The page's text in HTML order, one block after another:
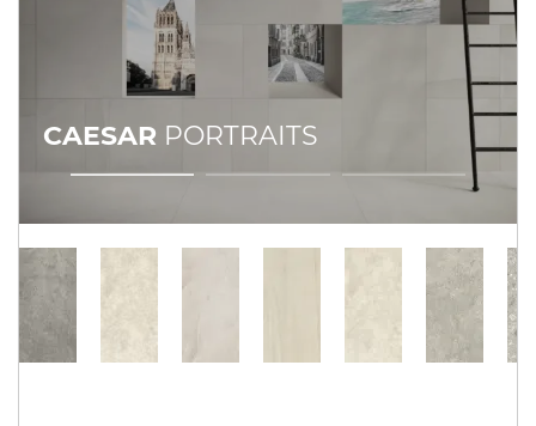
CAESAR PORTRAITS